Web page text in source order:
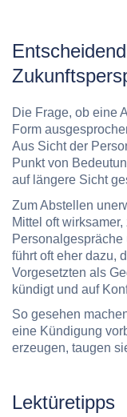
Die Frage, ob eine
Form
Aus Sicht der
Punkt von
auf längere Sicht
Zum Abstellen
Mittel oft
führt oft eher dazu,
Vorgesetzten als
kündigt und auf
So gesehen
eine Kündigung
erzeugen, taugen
Lektüretipps